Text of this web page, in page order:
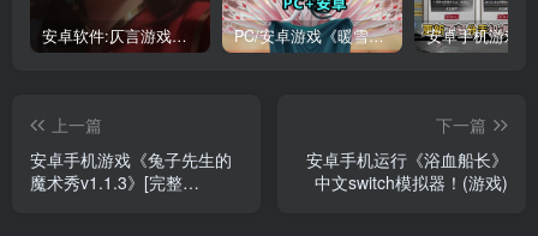
安卓软件:仄言游戏库4.0APP全新上架了！没有下的赶紧下载呀！ PC/安卓游戏《暖雪最新v3.1.0.1》终业DLC整合版！
上一篇
安卓手机游戏《兔子先生的
魔术秀v1.1.3》[完整
下一篇
安卓手机运行《浴血船长》
中文switch模拟器！(游戏)